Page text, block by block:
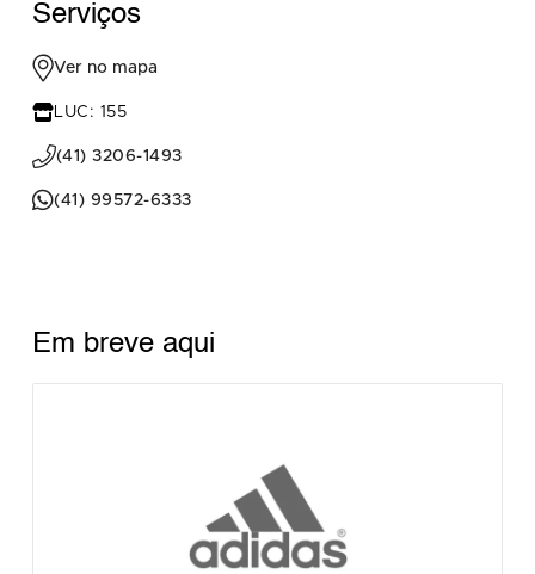
Serviços
Ver no mapa
LUC: 155
(41) 3206-1493
(41) 99572-6333
Em breve aqui